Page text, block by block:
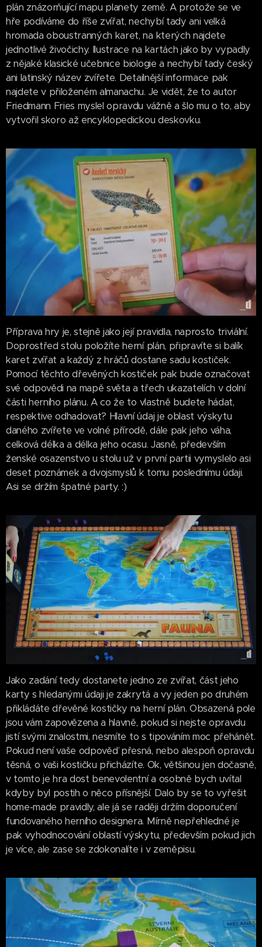
plán znázorňující mapu planety země. A protože se ve
hře podíváme do říše zvířat, nechybí tady ani velká
hromada oboustranných karet, na kterých najdete
jednotlivé živočichy. Ilustrace na kartách jako by vypadly
z nějaké klasické učebnice biologie a nechybí tady český
ani latinský název zvířete. Detailnější informace pak
najdete v přiloženém almanachu. Je vidět, že to autor
Friedmann Fries myslel opravdu vážně a šlo mu o to, aby
vytvořil skoro až encyklopedickou deskovku.
Příprava hry je, stejně jako její pravidla, naprosto triviální.
Doprostřed stolu položíte herní plán, připravíte si balík
karet zvířat a každý z hráčů dostane sadu kostiček.
Pomocí těchto dřevěných kostiček pak bude označovat
své odpovědi na mapě světa a třech ukazatelích v dolní
části herního plánu. A co že to vlastně budete hádat,
respektive odhadovat? Hlavní údaj je oblast výskytu
daného zvířete ve volné přírodě, dále pak jeho váha,
celková délka a délka jeho ocasu. Jasně, především
ženské osazenstvo u stolu už v první partii vymyslelo asi
deset poznámek a dvojsmyslů k tomu poslednímu údaji.
Asi se držím špatné party. :)
Jako zadání tedy dostanete jedno ze zvířat, část jeho
karty s hledanými údaji je zakrytá a vy jeden po druhém
přikládáte dřevěné kostičky na herní plán. Obsazená pole
jsou vám zapovězena a hlavně, pokud si nejste opravdu
jistí svými znalostmi, nesmíte to s tipováním moc přehánět.
Pokud není vaše odpověď přesná, nebo alespoň opravdu
těsná, o vaši kostičku přicházíte. Ok, většinou jen dočasně,
v tomto je hra dost benevolentní a osobně bych uvítal
kdyby byl postih o něco přísnější. Dalo by se to vyřešit
home-made pravidly, ale já se raději držím doporučení
fundovaného herního designera. Mírně nepřehledné je
pak vyhodnocování oblastí výskytu, především pokud jich
je více, ale zase se zdokonalíte i v zeměpisu.